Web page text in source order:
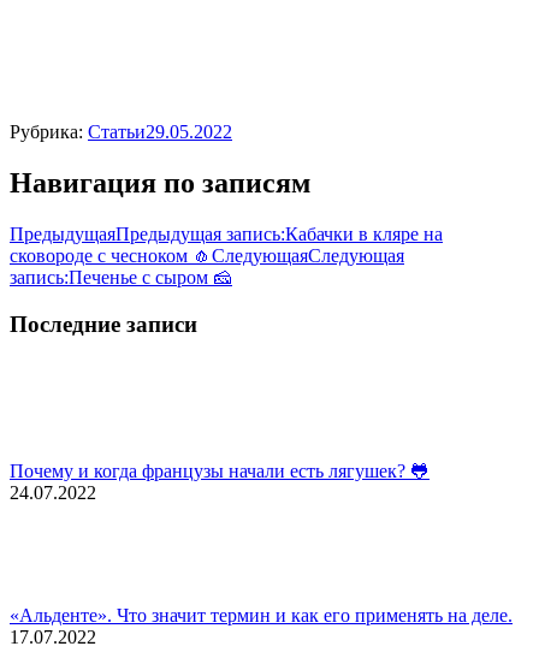
Рубрика: Статьи29.05.2022
Навигация по записям
ПредыдущаяПредыдущая запись:Кабачки в кляре на
сковороде с чесноком 🧄 СледующаяСледующая
запись:Печенье с сыром 🧀
Последние записи
Почему и когда французы начали есть лягушек? 🐸
24.07.2022
«Альденте». Что значит термин и как его применять на деле.
17.07.2022